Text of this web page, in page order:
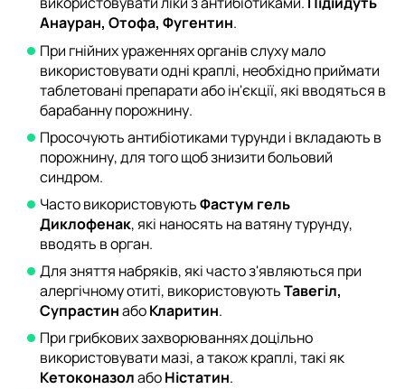
Анауран, Отофа, Фугентин.
При гнійних ураженнях органів слуху мало
використовувати одні краплі, необхідно приймати
таблетовані препарати або ін'єкції, які вводяться в
барабанну порожнину.
Просочують антибіотиками турунди і вкладають в
порожнину, для того щоб знизити больовий
синдром.
Часто використовуютьФастум гель
Диклофенак, які наносять на ватяну турунду,
вводять в орган.
Для зняття набряків, які часто з'являються при
алергічному отиті, використовуютьТавегіл,
СупрастинабоКларитин.
При грибкових захворюваннях доцільно
використовувати мазі, а також краплі, такі як
КетоконазолабоНістатин.